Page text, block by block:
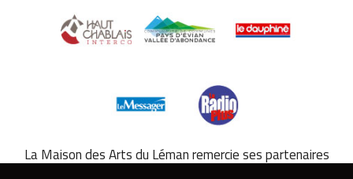
La Maison des Arts du Léman remercie ses partenaires